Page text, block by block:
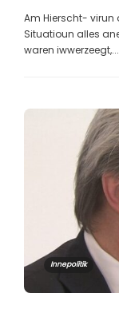
Am Hierscht- virun
Situatioun alles
waren iwwerzeegt,...
Innepolitik